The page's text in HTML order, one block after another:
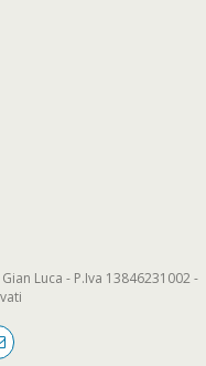
Luca - P.Iva 13846231002 -